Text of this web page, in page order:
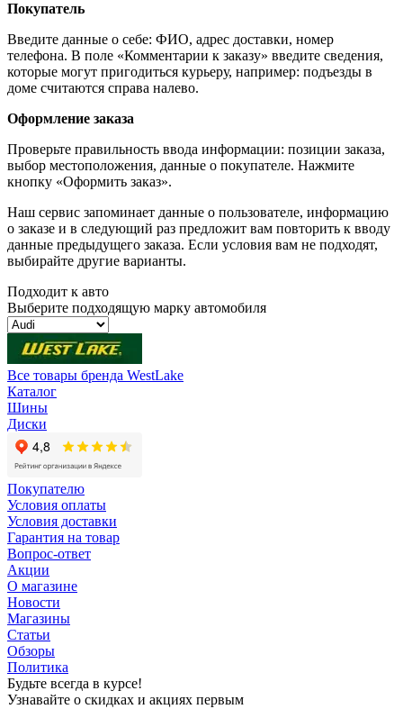
Покупатель
Введите данные о себе: ФИО, адрес доставки, номер
телефона. В поле «Комментарии к заказу» введите сведения,
которые могут пригодиться курьеру, например: подъезды в
доме считаются справа налево.
Оформление заказа
Проверьте правильность ввода информации: позиции заказа,
выбор местоположения, данные о покупателе. Нажмите
кнопку «Оформить заказ».
Наш сервис запоминает данные о пользователе, информацию
о заказе и в следующий раз предложит вам повторить к вводу
данные предыдущего заказа. Если условия вам не подходят,
выбирайте другие варианты.
Подходит к авто
Выберите подходящую марку автомобиля
Все товары бренда WestLake
Каталог
Шины
Диски
Покупателю
Условия оплаты
Условия доставки
Гарантия на товар
Вопрос-ответ
Акции
О магазине
Новости
Магазины
Статьи
Обзоры
Политика
Будьте всегда в курсе!
Узнавайте о скидках и акциях первым